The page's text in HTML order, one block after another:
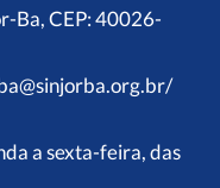
Ba, CEP: 40026-
a sexta-feira, das